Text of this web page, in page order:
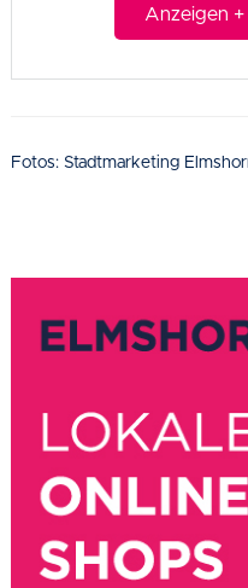
Anzeigen +
Fotos: Stadtmarketing